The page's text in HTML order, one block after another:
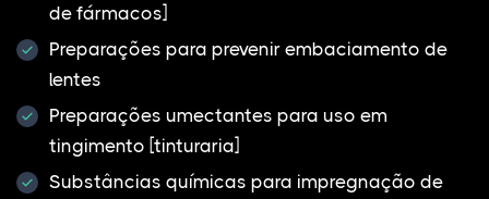
de fármacos]
Preparações para prevenir embaciamento de
lentes
Preparações umectantes para uso em
tingimento [tinturaria]
Substâncias químicas para impregnação de